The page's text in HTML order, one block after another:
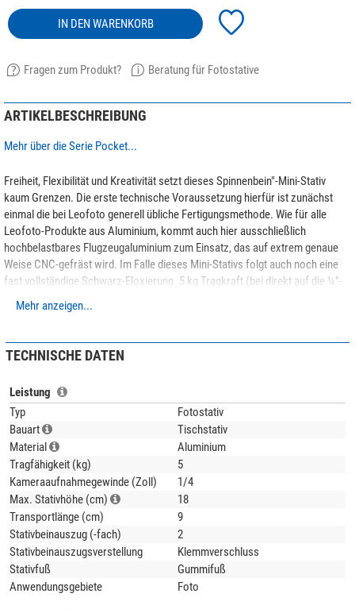
IN DEN WARENKORB
Fragen zum Produkt? Beratung für Fotostative
ARTIKELBESCHREIBUNG
Mehr über die Serie Pocket...
Freiheit, Flexibilität und Kreativität setzt dieses Spinnenbein"-Mini-Stativ
kaum Grenzen. Die erste technische Voraussetzung hierfür ist zunächst
einmal die bei Leofoto generell übliche Fertigungsmethode. Wie für alle
Leofoto-Produkte aus Aluminium, kommt auch hier ausschließlich
hochbelastbares Flugzeugaluminium zum Einsatz, das auf extrem genaue
Weise CNC-gefräst wird. Im Falle dieses Mini-Stativs folgt auch noch eine
fast vollständige Schwarz-Eloxierung. 5 kg Tragkraft (bei direkt auf die ¼"-
Schraube aufgesetzter Kamera) sind das Resultat aus hochwertigem
Material und präziser Herstellungsweise. 162 g Gewicht verteilen sich auf
und minimal 35 mm.
Für die Metallteile verwendet Leofoto die hochwertige
Mehr anzeigen...
TECHNISCHE DATEN
Leistung
Typ
Fotostativ
Bauart
Tischstativ
Material
Aluminium
Tragfähigkeit (kg)
5
Kameraaufnahmegewinde (Zoll)
1/4
Max. Stativhöhe (cm)
18
Transportlänge (cm)
9
Stativbeinauszug (-fach)
2
Stativbeinauszugsverstellung
Klemmverschluss
Stativfuß
Gummifuß
Anwendungsgebiete
Foto